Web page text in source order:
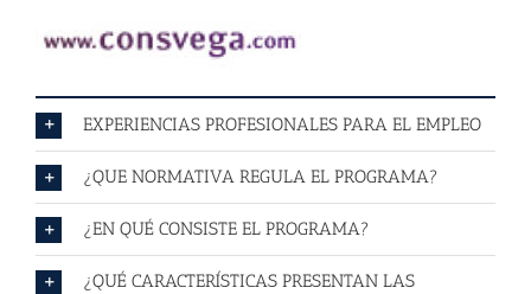
EXPERIENCIAS PROFESIONALES PARA EL EMPLEO
¿QUE NORMATIVA REGULA EL PROGRAMA?
¿EN QUÉ CONSISTE EL PROGRAMA?
¿QUÉ CARACTERÍSTICAS PRESENTAN LAS